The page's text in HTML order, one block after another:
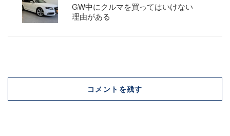
GW中にクルマを買ってはいけない
理由がある
コメントを残す